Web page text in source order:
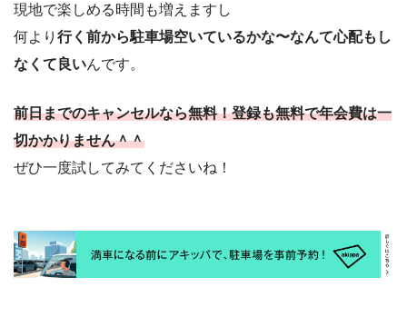
現地で楽しめる時間も増えますし
何より 行く前から駐車場空いているかな〜なんて心配もし
なくて良いんです。
前日までのキャンセルなら無料！登録も無料で年会費は一
切かかりません＾＾
ぜひ一度試してみてくださいね！